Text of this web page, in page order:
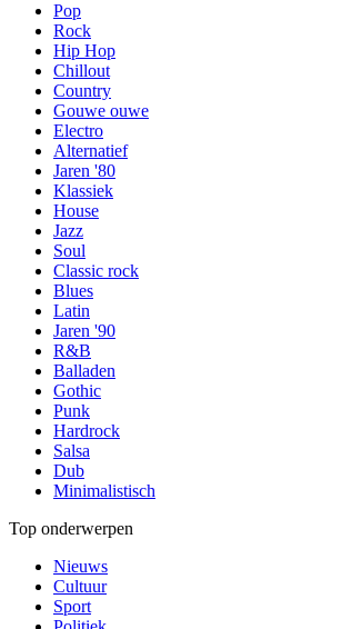
Pop
Rock
Hip Hop
Chillout
Country
Gouwe ouwe
Electro
Alternatief
Jaren '80
Klassiek
House
Jazz
Soul
Classic rock
Blues
Latin
Jaren '90
R&B
Balladen
Gothic
Punk
Hardrock
Salsa
Dub
Minimalistisch
Top onderwerpen
Nieuws
Cultuur
Sport